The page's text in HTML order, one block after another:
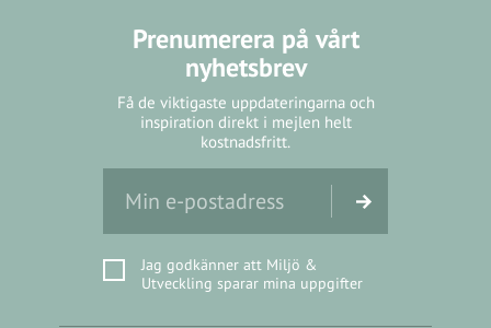
Prenumerera på vårt
nyhetsbrev
Få de viktigaste uppdateringarna och
inspiration direkt i mejlen helt
kostnadsfritt.
Jag godkänner att Miljö &
Utveckling sparar mina uppgifter